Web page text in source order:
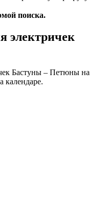
поиска.
электричек
Бастуны – Петюны на
календаре.